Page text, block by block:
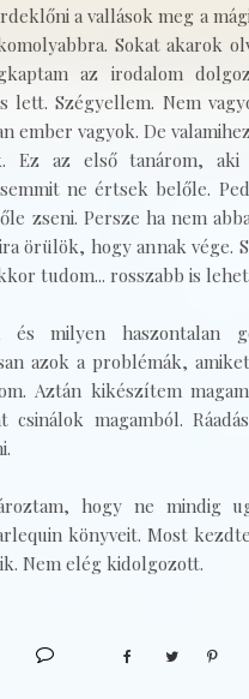
a vallások meg a
Sokat akarok
az irodalom
lett. Szégyellem. Nem
ember vagyok. De
Ez az első tanárom,
ne értsek belőle.
zseni. Persze ha nem
örülök, hogy annak vége.
tudom... rosszabb is
és milyen haszontalan
azok a problémák,
Aztán kikészítem
csinálok magamból.
hogy ne mindig
könyveit. Most
Nem elég kidolgozott.